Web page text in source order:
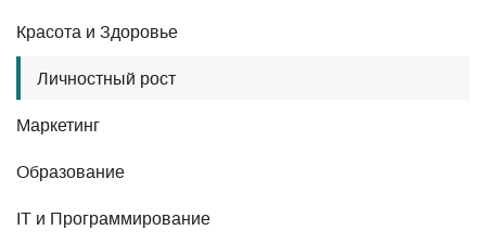
Красота и Здоровье
Личностный рост
Маркетинг
Образование
IT и Программирование